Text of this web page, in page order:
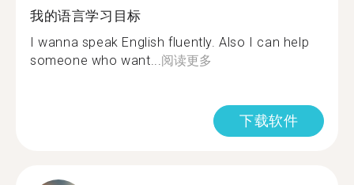
我的语言学习目标
I wanna speak English fluently. Also I can help
someone who want...阅读更多
下载软件